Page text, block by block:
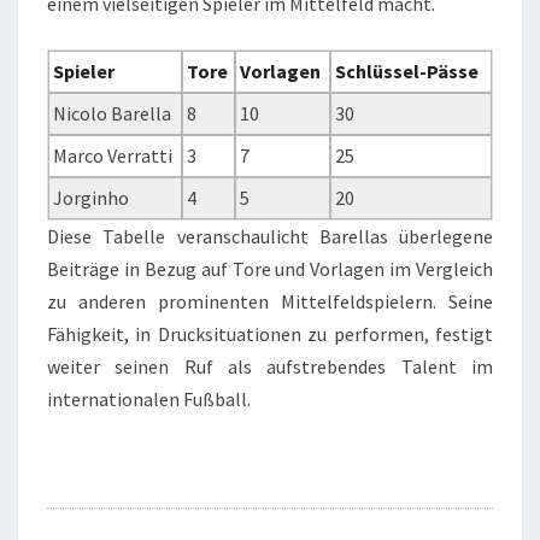
Spieler Tore Vorlagen
Schlüssel-Pässe
Nicolo Barella
8 10
30
Marco Verratti
3 7
25
Jorginho
4 5
20
Diese Tabelle veranschaulicht Barellas überlegene
Beiträge in Bezug auf Tore und Vorlagen im Vergleich
zu anderen prominenten Mittelfeldspielern. Seine
Fähigkeit, in Drucksituationen zu performen, festigt
weiter seinen Ruf als aufstrebendes Talent im
internationalen Fußball.